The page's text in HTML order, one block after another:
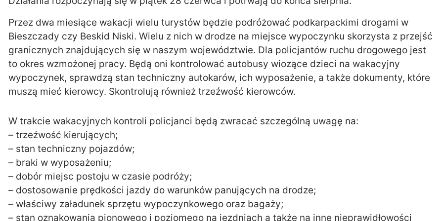
Przez dwa miesiące wakacji wielu turystów będzie podróżować podkarpackimi drogami w
Bieszczady czy Beskid Niski. Wielu z nich w drodze na miejsce wypoczynku skorzysta z przejść
granicznych znajdujących się w naszym województwie. Dla policjantów ruchu drogowego jest
to okres wzmożonej pracy. Będą oni kontrolować autobusy wiozące dzieci na wakacyjny
wypoczynek, sprawdzą stan techniczny autokarów, ich wyposażenie, a także dokumenty, które
muszą mieć kierowcy. Skontrolują również trzeźwość kierowców.
W trakcie wakacyjnych kontroli policjanci będą zwracać szczególną uwagę na:
– trzeźwość kierujących;
– stan techniczny pojazdów;
– braki w wyposażeniu;
– dobór miejsc postoju w czasie podróży;
– dostosowanie prędkości jazdy do warunków panujących na drodze;
– właściwy załadunek sprzętu wypoczynkowego oraz bagaży;
– stan oznakowania pionowego i poziomego na jezdniach a także na inne nieprawidłowości